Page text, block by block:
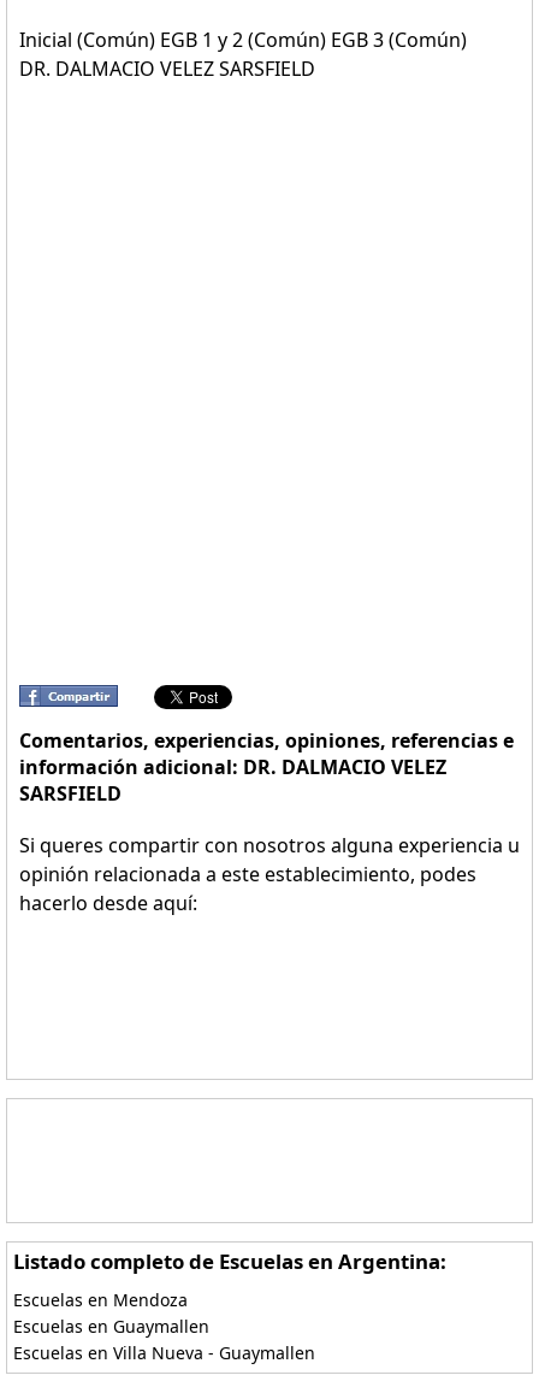
Inicial (Común) EGB 1 y 2 (Común) EGB 3 (Común)
DR. DALMACIO VELEZ SARSFIELD
Comentarios, experiencias, opiniones, referencias e
información adicional: DR. DALMACIO VELEZ
SARSFIELD
Si queres compartir con nosotros alguna experiencia u
opinión relacionada a este establecimiento, podes
hacerlo desde aquí:
Listado completo de Escuelas en Argentina:
Escuelas en Mendoza
Escuelas en Guaymallen
Escuelas en Villa Nueva - Guaymallen